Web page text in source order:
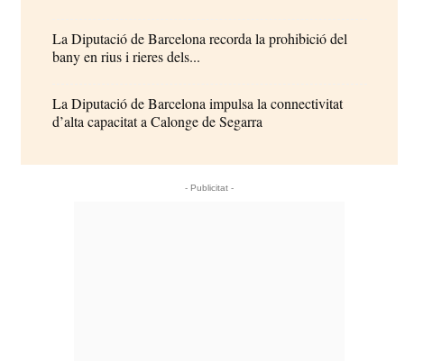
La Diputació de Barcelona recorda la prohibició del
bany en rius i rieres dels...
La Diputació de Barcelona impulsa la connectivitat
d’alta capacitat a Calonge de Segarra
- Publicitat -